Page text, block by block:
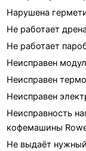
Нарушена
Не работает
Не работает
Неисправен
Неисправен
Неисправен
Неисправность
кофемашины
Не выдаёт